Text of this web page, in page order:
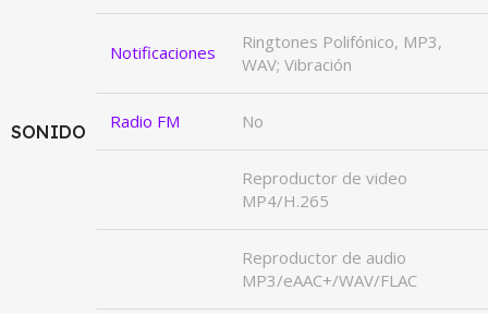
SONIDO
Notificaciones
Ringtones Polifónico, MP3,
WAV; Vibración
Radio FM No
Reproductor de video
MP4/H.265
Reproductor de audio
MP3/eAAC+/WAV/FLAC